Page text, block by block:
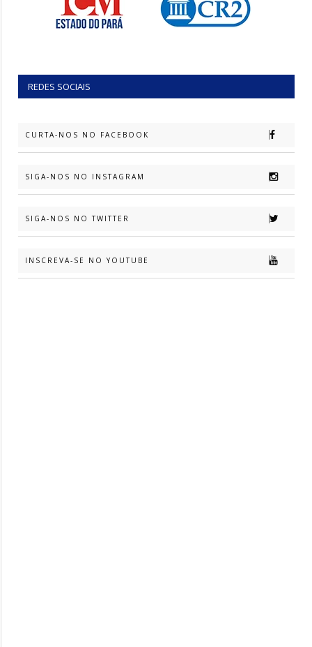
REDES SOCIAIS
CURTA-NOS NO FACEBOOK
SIGA-NOS NO INSTAGRAM
SIGA-NOS NO TWITTER
INSCREVA-SE NO YOUTUBE